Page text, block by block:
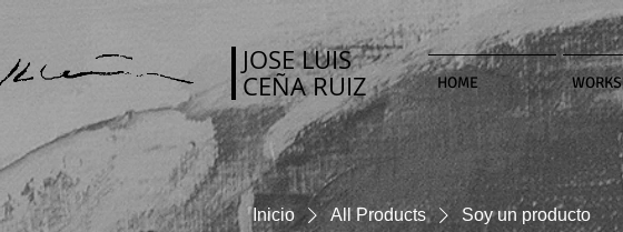
JOSE LUIS
CEÑA RUIZ
HOME WORKS
Inicio All Products Soy un producto